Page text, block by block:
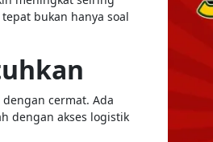
bukan hanya soal
cermat. Ada
dengan akses logistik